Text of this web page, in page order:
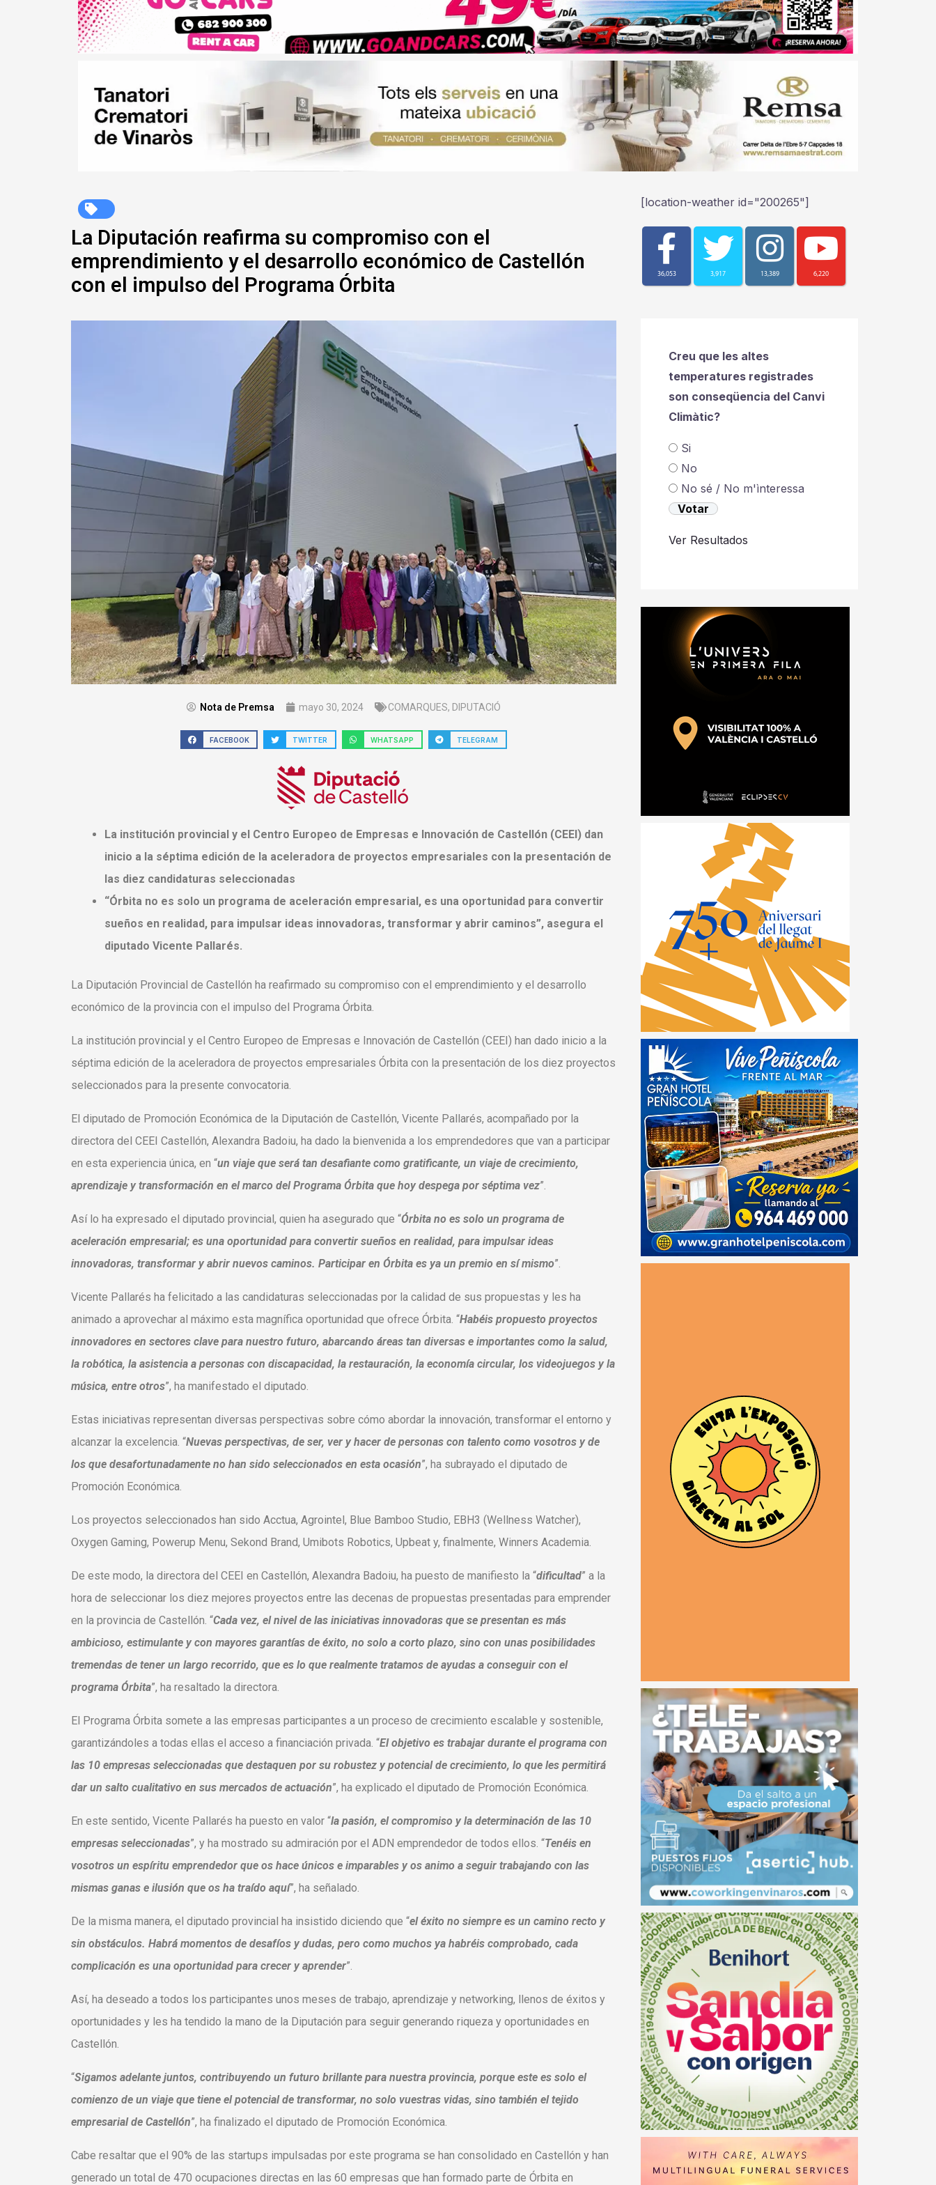
La Diputación reafirma su compromiso con el
emprendimiento y el desarrollo económico de Castellón
con el impulso del Programa Órbita
Nota de Premsa mayo 30, 2024 COMARQUES, DIPUTACIÓ
FACEBOOK TWITTER WHATSAPP TELEGRAM
La institución provincial y el Centro Europeo de Empresas e Innovación de Castellón (CEEI) dan
inicio a la séptima edición de la aceleradora de proyectos empresariales con la presentación de
las diez candidaturas seleccionadas
“Órbita no es solo un programa de aceleración empresarial, es una oportunidad para convertir
sueños en realidad, para impulsar ideas innovadoras, transformar y abrir caminos”, asegura el
diputado Vicente Pallarés.
La Diputación Provincial de Castellón ha reafirmado su compromiso con el emprendimiento y el desarrollo
económico de la provincia con el impulso del Programa Órbita.
La institución provincial y el Centro Europeo de Empresas e Innovación de Castellón (CEEI) han dado inicio a la
séptima edición de la aceleradora de proyectos empresariales Órbita con la presentación de los diez proyectos
seleccionados para la presente convocatoria.
El diputado de Promoción Económica de la Diputación de Castellón, Vicente Pallarés, acompañado por la
directora del CEEI Castellón, Alexandra Badoiu, ha dado la bienvenida a los emprendedores que van a participar
en esta experiencia única, en “un viaje que será tan desafiante como gratificante, un viaje de crecimiento,
aprendizaje y transformación en el marco del Programa Órbita que hoy despega por séptima vez”.
Así lo ha expresado el diputado provincial, quien ha asegurado que “Órbita no es solo un programa de
aceleración empresarial; es una oportunidad para convertir sueños en realidad, para impulsar ideas
innovadoras, transformar y abrir nuevos caminos. Participar en Órbita es ya un premio en sí mismo”.
Vicente Pallarés ha felicitado a las candidaturas seleccionadas por la calidad de sus propuestas y les ha
animado a aprovechar al máximo esta magnífica oportunidad que ofrece Órbita. “Habéis propuesto proyectos
innovadores en sectores clave para nuestro futuro, abarcando áreas tan diversas e importantes como la salud,
la robótica, la asistencia a personas con discapacidad, la restauración, la economía circular, los videojuegos y la
música, entre otros”, ha manifestado el diputado.
Estas iniciativas representan diversas perspectivas sobre cómo abordar la innovación, transformar el entorno y
alcanzar la excelencia. “Nuevas perspectivas, de ser, ver y hacer de personas con talento como vosotros y de
los que desafortunadamente no han sido seleccionados en esta ocasión”, ha subrayado el diputado de
Promoción Económica.
Los proyectos seleccionados han sido Acctua, Agrointel, Blue Bamboo Studio, EBH3 (Wellness Watcher),
Oxygen Gaming, Powerup Menu, Sekond Brand, Umibots Robotics, Upbeat y, finalmente, Winners Academia.
De este modo, la directora del CEEI en Castellón, Alexandra Badoiu, ha puesto de manifiesto la “dificultad” a la
hora de seleccionar los diez mejores proyectos entre las decenas de propuestas presentadas para emprender
en la provincia de Castellón. “Cada vez, el nivel de las iniciativas innovadoras que se presentan es más
ambicioso, estimulante y con mayores garantías de éxito, no solo a corto plazo, sino con unas posibilidades
tremendas de tener un largo recorrido, que es lo que realmente tratamos de ayudas a conseguir con el
programa Órbita”, ha resaltado la directora.
El Programa Órbita somete a las empresas participantes a un proceso de crecimiento escalable y sostenible,
garantizándoles a todas ellas el acceso a financiación privada. “El objetivo es trabajar durante el programa con
las 10 empresas seleccionadas que destaquen por su robustez y potencial de crecimiento, lo que les permitirá
dar un salto cualitativo en sus mercados de actuación”, ha explicado el diputado de Promoción Económica.
En este sentido, Vicente Pallarés ha puesto en valor “la pasión, el compromiso y la determinación de las 10
empresas seleccionadas”, y ha mostrado su admiración por el ADN emprendedor de todos ellos. “Tenéis en
vosotros un espíritu emprendedor que os hace únicos e imparables y os animo a seguir trabajando con las
mismas ganas e ilusión que os ha traído aquí”, ha señalado.
De la misma manera, el diputado provincial ha insistido diciendo que “el éxito no siempre es un camino recto y
sin obstáculos. Habrá momentos de desafíos y dudas, pero como muchos ya habréis comprobado, cada
complicación es una oportunidad para crecer y aprender”.
Así, ha deseado a todos los participantes unos meses de trabajo, aprendizaje y networking, llenos de éxitos y
oportunidades y les ha tendido la mano de la Diputación para seguir generando riqueza y oportunidades en
Castellón.
“Sigamos adelante juntos, contribuyendo un futuro brillante para nuestra provincia, porque este es solo el
comienzo de un viaje que tiene el potencial de transformar, no solo vuestras vidas, sino también el tejido
empresarial de Castellón”, ha finalizado el diputado de Promoción Económica.
Cabe resaltar que el 90% de las startups impulsadas por este programa se han consolidado en Castellón y han
generado un total de 470 ocupaciones directas en las 60 empresas que han formado parte de Órbita en
[location-weather id="200265"]
36,053 3,917 13,389 6,220
Creu que les altes
temperatures registrades
son conseqüencia del Canvi
Climàtic?
Si
No
No sé / No m'ìnteressa
Ver Resultados